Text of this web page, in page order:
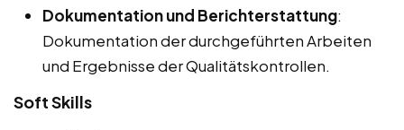
Dokumentation und Berichterstattung:
Dokumentation der durchgeführten Arbeiten
und Ergebnisse der Qualitätskontrollen.
Soft Skills